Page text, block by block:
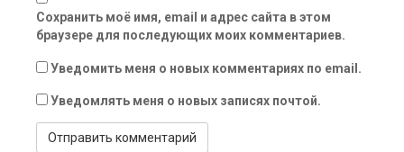
Сохранить моё имя, email и адрес сайта в этом
браузере для последующих моих комментариев.
Уведомить меня о новых комментариях по email.
Уведомлять меня о новых записях почтой.